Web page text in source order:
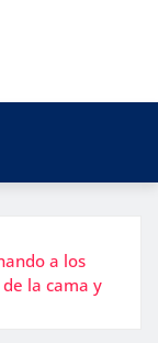
a los
la cama y